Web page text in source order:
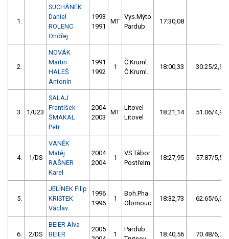
1.
SUCHÁNEK
Daniel
ROLENC
Ondřej
1993
1991
MT
Vys.Mýto
Pardub.
17:30,08
2.
NOVÁK
Martin
HALEŠ
Antonín
1991
1992
1
Č.Kruml.
Č.Kruml.
18:00,33 30.25/2,9
3. 1/U23
SALAJ
František
ŠMAKAL
Petr
2004
2003
MT
Litovel
Litovel
18:21,14 51.06/4,9
4. 1/DS
VANĚK
Matěj
RAŠNER
Karel
2004
2004
1
VS Tábor
Postřelm
18:27,95 57.87/5,5
5.
JELÍNEK Filip
KRISTEK
Václav
1996
1996
1
Boh.Pha
Olomouc
18:32,73 62.65/6,0
6. 2/DS
BEIER Alva
BEIER
2005
1
Pardub.
18:40,56 70.48/6,7